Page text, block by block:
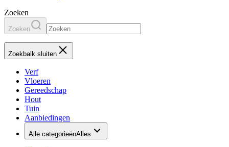
Zoeken
Zoeken
Zoekbalk sluiten
Verf
Vloeren
Gereedschap
Hout
Tuin
Aanbiedingen
Alle categorieënAlles